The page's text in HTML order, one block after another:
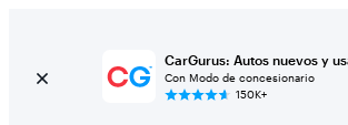
CarGurus: Autos nuevos y
Con Modo de concesionario
150K+